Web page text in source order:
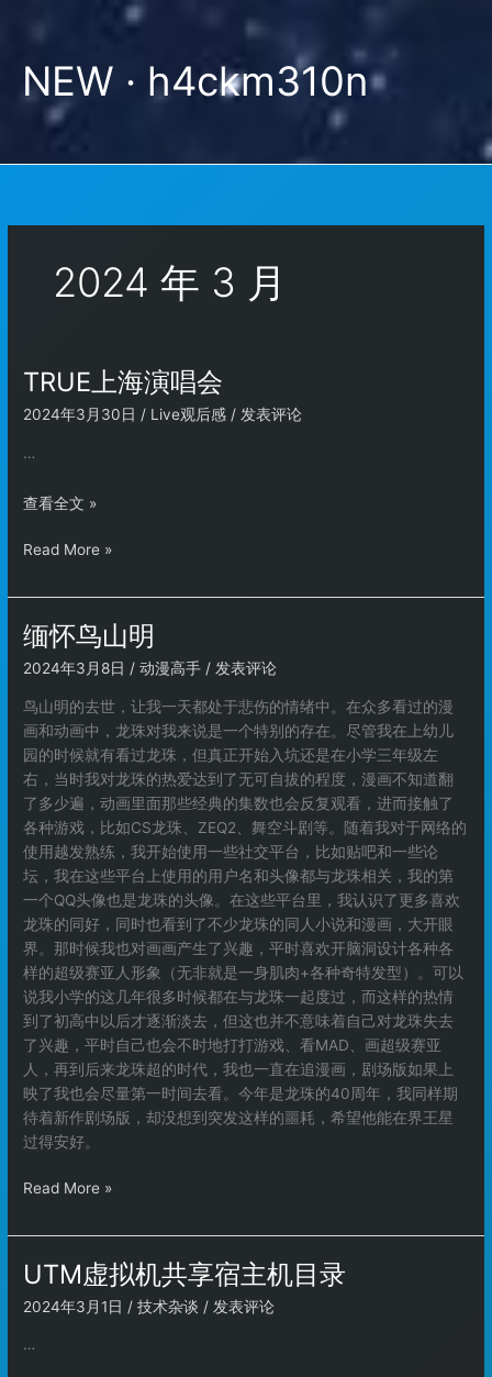
NEW · h4ckm310n
2024 年 3 月
TRUE上海演唱会
2024年3月30日 / Live观后感 / 发表评论
…
TRUE
海
唱
会
查看全文 »
TRUE
海
演
唱
会
Read More »
缅怀鸟山明
2024年3月8日 /动漫高手 / 发表评论
鸟山明的去世，让我一天都处于悲伤的情绪中。在众多看过的漫
画和动画中，龙珠对我来说是一个特别的存在。尽管我在上幼儿
园的时候就有看过龙珠，但真正开始入坑还是在小学三年级左
右，当时我对龙珠的热爱达到了无可自拔的程度，漫画不知道翻
了多少遍，动画里面那些经典的集数也会反复观看，进而接触了
各种游戏，比如CS龙珠、ZEQ2、舞空斗剧等。随着我对于网络的
使用越发熟练，我开始使用一些社交平台，比如贴吧和一些论
坛，我在这些平台上使用的用户名和头像都与龙珠相关，我的第
一个QQ头像也是龙珠的头像。在这些平台里，我认识了更多喜欢
龙珠的同好，同时也看到了不少龙珠的同人小说和漫画，大开眼
界。那时候我也对画画产生了兴趣，平时喜欢开脑洞设计各种各
样的超级赛亚人形象（无非就是一身肌肉+各种奇特发型）。可以
说我小学的这几年很多时候都在与龙珠一起度过，而这样的热情
到了初高中以后才逐渐淡去，但这也并不意味着自己对龙珠失去
了兴趣，平时自己也会不时地打打游戏、看MAD、画超级赛亚
人，再到后来龙珠超的时代，我也一直在追漫画，剧场版如果上
映了我也会尽量第一时间去看。今年是龙珠的40周年，我同样期
待着新作剧场版，却没想到突发这样的噩耗，希望他能在界王星
过得安好。
缅
鸟
明
Read More »
UTM虚拟机共享宿主机目录
2024年3月1日 /技术杂谈 / 发表评论
…